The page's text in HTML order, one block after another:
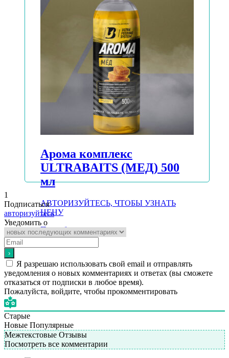
Подробнее
Арома комплекс
ULTRABAITS (МЕД) 500
мл
АВТОРИЗУЙТЕСЬ, ЧТОБЫ УЗНАТЬ
ЦЕНУ
Подробнее
1
Подписаться
авторизуйтесь
Уведомить о
Я разрешаю использовать свой email и отправлять
уведомления о новых комментариях и ответах (вы cможете
отказаться от подписки в любое время).
Пожалуйста, войдите, чтобы прокомментировать
Старые
Новые Популярные
Межтекстовые Отзывы
Посмотреть все комментарии